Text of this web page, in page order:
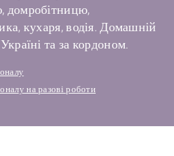
домробітницю,
кухаря, водія. Домашній
та за кордоном.
на разові роботи